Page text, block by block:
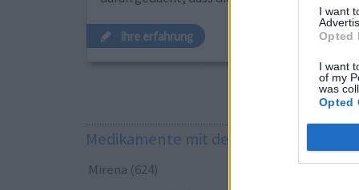
I want
Opted
I want
of my
was
Opted
ihre erfahrung
Medikamente mit den meisten
Mirena (624) -